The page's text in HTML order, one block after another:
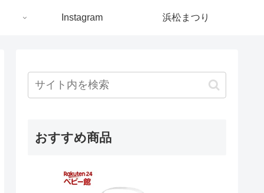
Instagram 浜松まつり
おすすめ商品